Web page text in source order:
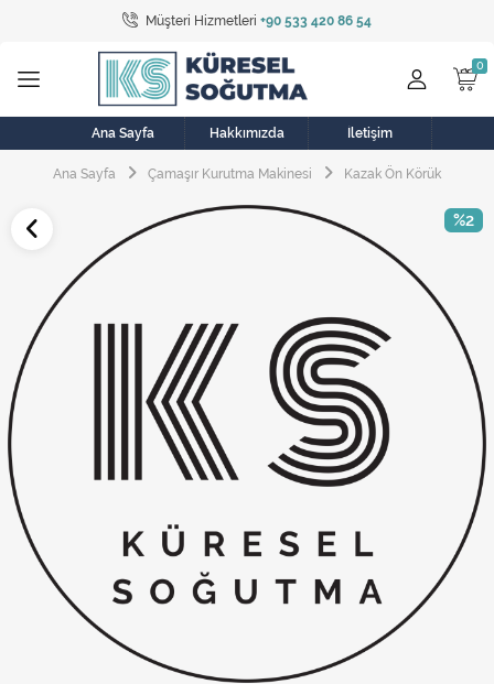
Müşteri Hizmetleri +90 533 420 86 54
Tüm Kategoriler
Bulaşık Makinesi
Buzdolabı
Çamaşır Kurutma Makinesi
Elektrikli Aksamlar
Elektrikli Süpürge
Fan
Fırın, Ocak ve Aspiratör
Klima
Kombi
Ana Sayfa Hakkımızda İletişim
Ana Sayfa Çamaşır Kurutma Makinesi Kazak Ön Körük
%2